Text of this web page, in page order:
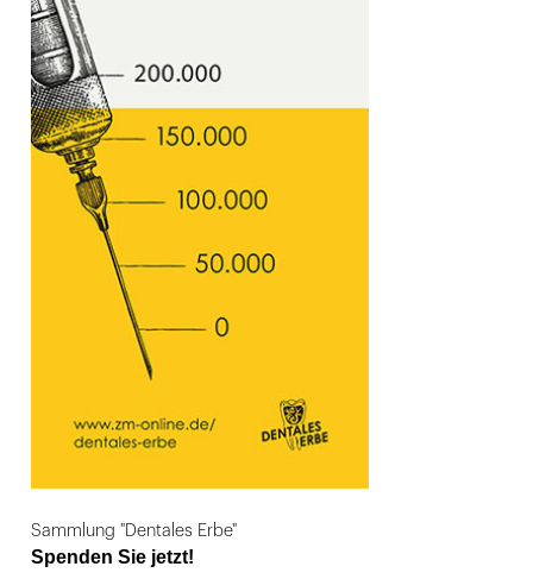
Sammlung "Dentales Erbe"
Spenden Sie jetzt!